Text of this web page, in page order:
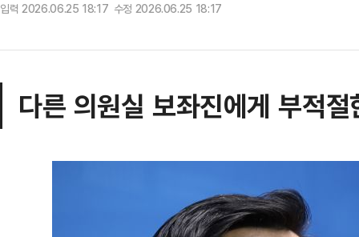
입력 2026.06.25 18:17 수정 2026.06.25 18:17
다른 의원실 보좌진에게 부적